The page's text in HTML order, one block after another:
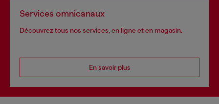
Services omnicanaux
Découvrez tous nos services, en ligne et en magasin.
En savoir plus